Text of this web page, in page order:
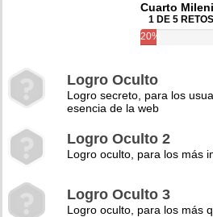
Cuarto
1 DE 5 RETOS
20%
Logro Oculto
Logro secreto, para los
esencia de la web
Logro Oculto 2
Logro oculto, para los más
Logro Oculto 3
Logro oculto, para los más